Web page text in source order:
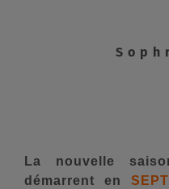
La nouvelle
démarrent en